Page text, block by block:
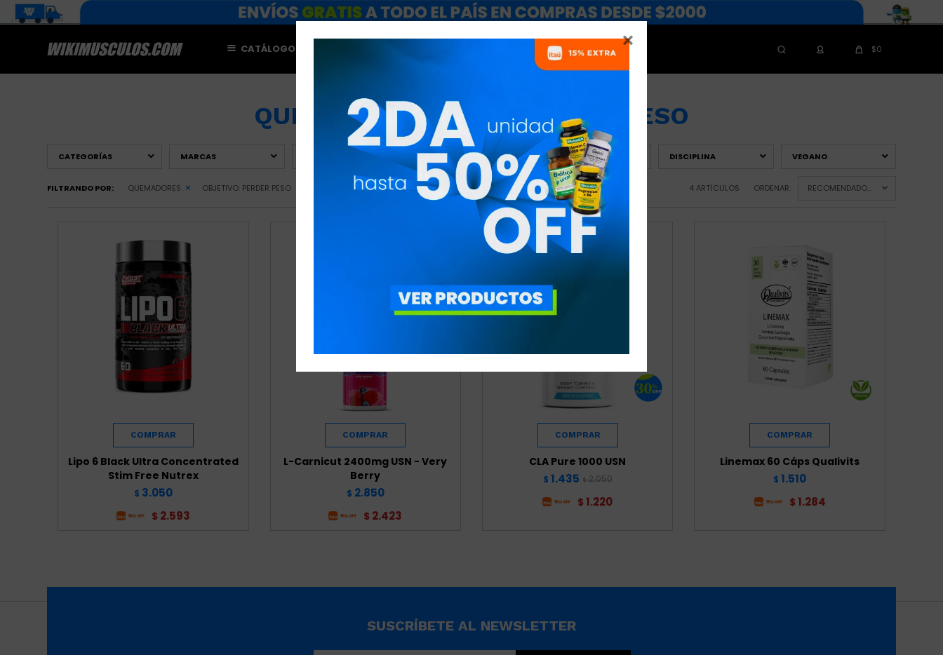

CATÁLOGO NUTRICIONISTAS $0
QUEMADORES PARA PERDER PESO
CATEGORÍAS MARCAS ESPECIALES OBJETIVO DISCIPLINA VEGANO
FILTRANDO POR: QUEMADORES OBJETIVO: PERDER PESO QUITAR FILTROS 4 ARTÍCULOS ORDENAR: RECOMENDADOS
Lipo 6 Black Ultra Concentrated
Stim Free Nutrex
$ 3.050
$ 2.593
L-Carnicut 2400mg USN - Very
Berry
$ 2.850
$ 2.423
CLA Pure 1000 USN
$ 1.435 $ 2.050
$ 1.220
Linemax 60 Cáps Qualivits
$ 1.510
$ 1.284
SUSCRÍBETE AL NEWSLETTER